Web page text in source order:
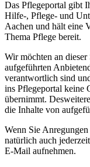
Das Pflegeportal gibt
Hilfe-, Pflege- und
Aachen und hält eine
Thema Pflege bereit.
Wir möchten an
aufgeführten
verantwortlich sind
ins Pflegeportal keine
übernimmt.
die Inhalte von
Wenn Sie
natürlich auch
E-Mail aufnehmen.